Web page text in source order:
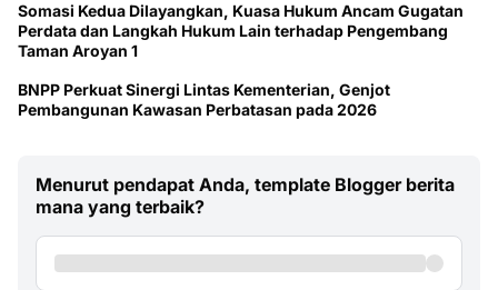
Somasi Kedua Dilayangkan, Kuasa Hukum Ancam Gugatan
Perdata dan Langkah Hukum Lain terhadap Pengembang
Taman Aroyan 1
BNPP Perkuat Sinergi Lintas Kementerian, Genjot
Pembangunan Kawasan Perbatasan pada 2026
Menurut pendapat Anda, template Blogger berita
mana yang terbaik?